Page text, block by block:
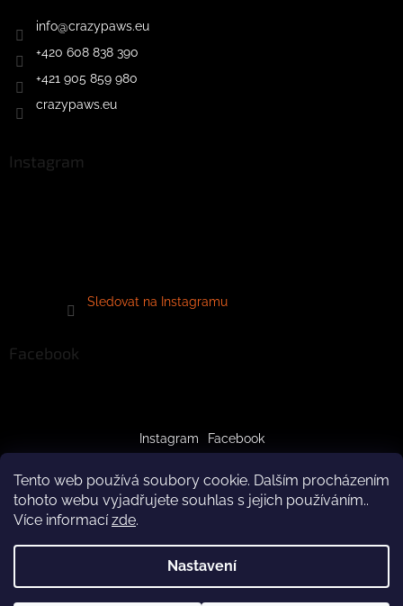
Tento web používá soubory cookie. Dalším procházením
tohoto webu vyjadřujete souhlas s jejich používáním..
Více informacízde.
Nastavení
info@crazypaws.eu
+420 608 838 390
+421 905 859 980
crazypaws.eu
Instagram
Sledovat na Instagramu
Facebook
Instagram Facebook